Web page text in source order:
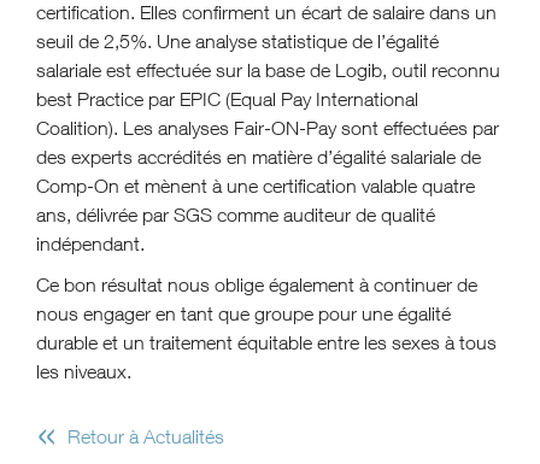
certification. Elles confirment un écart de salaire dans un
seuil de 2,5%. Une analyse statistique de l’égalité
salariale est effectuée sur la base de Logib, outil reconnu
best Practice par EPIC (Equal Pay International
Coalition). Les analyses Fair-ON-Pay sont effectuées par
des experts accrédités en matière d’égalité salariale de
Comp-On et mènent à une certification valable quatre
ans, délivrée par SGS comme auditeur de qualité
indépendant.
Ce bon résultat nous oblige également à continuer de
nous engager en tant que groupe pour une égalité
durable et un traitement équitable entre les sexes à tous
les niveaux.
« Retour à Actualités